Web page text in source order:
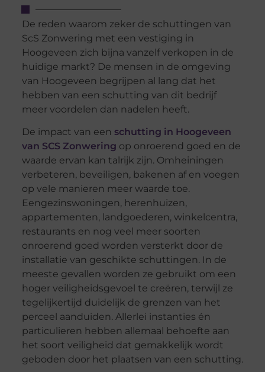
De reden waarom zeker de schuttingen van
ScS Zonwering met een vestiging in
Hoogeveen zich bijna vanzelf verkopen in de
huidige markt? De mensen in de omgeving
van Hoogeveen begrijpen al lang dat het
hebben van een schutting van dit bedrijf
meer voordelen dan nadelen heeft.
De impact van een schutting in Hoogeveen
van SCS Zonwering op onroerend goed en de
waarde ervan kan talrijk zijn. Omheiningen
verbeteren, beveiligen, bakenen af en voegen
op vele manieren meer waarde toe.
Eengezinswoningen, herenhuizen,
appartementen, landgoederen, winkelcentra,
restaurants en nog veel meer soorten
onroerend goed worden versterkt door de
installatie van geschikte schuttingen. In de
meeste gevallen worden ze gebruikt om een
hoger veiligheidsgevoel te creëren, terwijl ze
tegelijkertijd duidelijk de grenzen van het
perceel aanduiden. Allerlei instanties én
particulieren hebben allemaal behoefte aan
het soort veiligheid dat gemakkelijk wordt
geboden door het plaatsen van een schutting.